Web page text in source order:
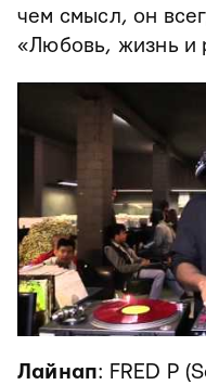
чем смысл, он
«Любовь, жизнь и
Лайнап: FRED P